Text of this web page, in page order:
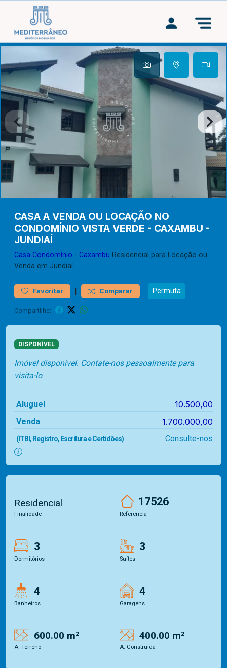
CASA A VENDA OU LOCAÇÃO NO
CONDOMÍNIO VISTA VERDE - CAXAMBU -
JUNDIAÍ
Casa Condomínio - Caxambu Residencial para Locação ou
Venda em Jundiaí
Favoritar | Comparar Permuta
Compartilhe:
DISPONÍVEL
Imóvel disponível. Contate-nos pessoalmente para
visita-lo
Aluguel 10.500,00
Venda 1.700.000,00
(ITBI, Registro, Escritura e Certidões) Consulte-nos
Residencial
Finalidade
17526
Referência
3
Dormitórios
3
Suítes
4
Banheiros
4
Garagens
600.00 m²
A. Terreno
400.00 m²
A. Construída